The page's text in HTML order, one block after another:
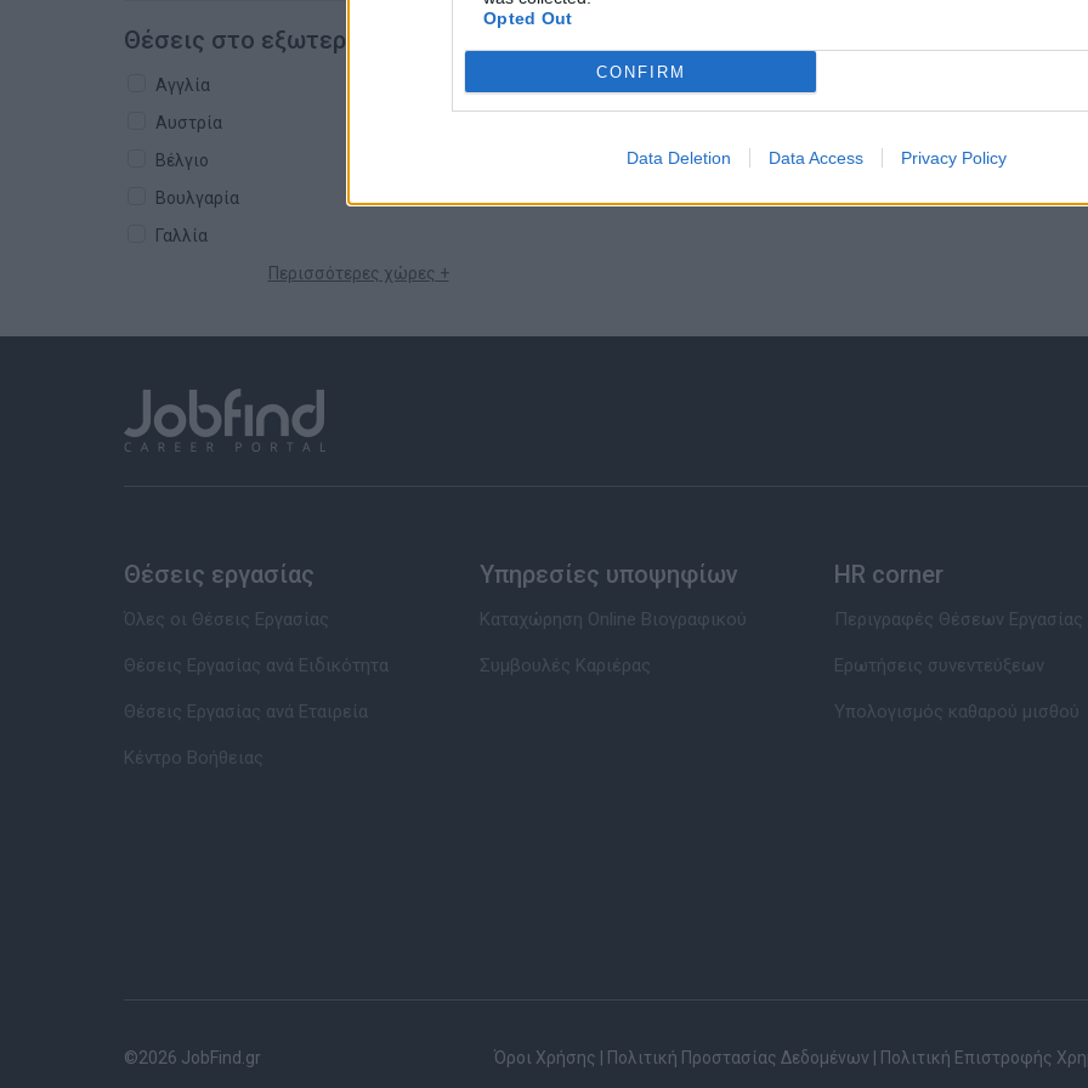
Opted Out
CONFIRM
Data Deletion Data Access Privacy Policy
Θέσεις στο εξωτερικό
Αγγλία
Αυστρία
Βέλγιο
Βουλγαρία
Γαλλία
Περισσότερες χώρες +
Δυνατότητα επαγγελματικής εξέλιξης και συνεχούς
Θέσεις εργασίας
Όλες οι Θέσεις Εργασίας
Θέσεις Εργασίας ανά Ειδικότητα
Θέσεις Εργασίας ανά Εταιρεία
Κέντρο Βοήθειας
Υπηρεσίες υποψηφίων
Καταχώρηση Online Βιογραφικού
Συμβουλές Καριέρας
HR corner
Περιγραφές Θέσεων Εργασίας
Ερωτήσεις συνεντεύξεων
Υπολογισμός καθαρού μισθού
©2026 JobFind.gr Όροι Χρήσης Πολιτική Προστασίας Δεδομένων Πολιτική Επιστροφής